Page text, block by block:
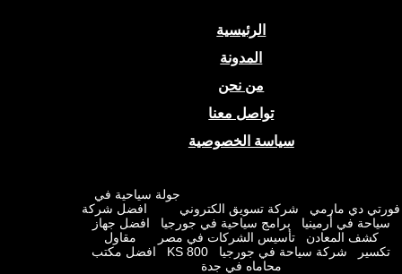
الرئيسية
المدونة
من نحن
تواصل معنا
سياسة الخصوصية
جولة سياحية في
دي مارمي
شركة تسويق الكتروني
افضل شركة
في أرمينيا
برامج سياحية في جورجيا
افضل جهاز
المعادن
تأسيس الشركات في مصر
مقاول
شركة سياحة في جورجيا KS 800
افضل مكتب
محاماه في جدة